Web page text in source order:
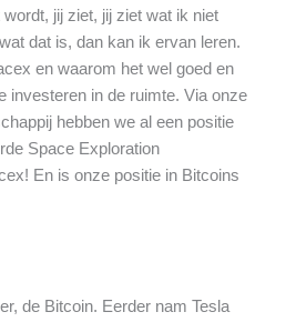
jij ziet, jij ziet wat ik niet
dat is, dan kan ik ervan leren.
en waarom het wel goed en
investeren in de ruimte. Via onze
hebben we al een positie
Space Exploration
En is onze positie in Bitcoins
de Bitcoin. Eerder nam Tesla